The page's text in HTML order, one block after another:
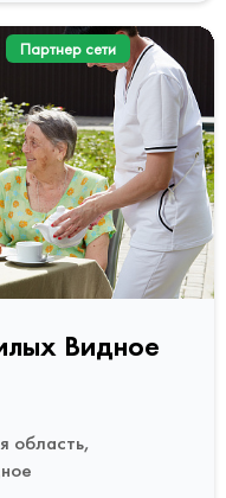
Партнер сети
Видное
область,